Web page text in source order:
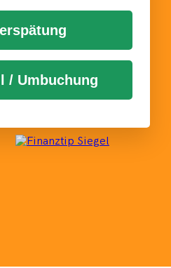
/ Umbuchung